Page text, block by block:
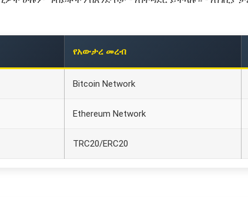
የአውታረ መረብ
Bitcoin Network
Ethereum Network
TRC20/ERC20